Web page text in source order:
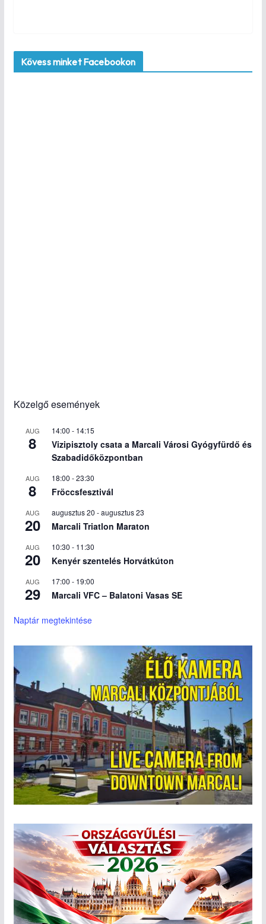
Kövess minket Facebookon
Közelgő események
AUG
8
14:00 - 14:15
Vizipisztoly csata a Marcali Városi Gyógyfürdő és
Szabadidőközpontban
AUG
8
18:00 -23:30
Fröccsfesztivál
AUG
20
augusztus 20 -augusztus 23
Marcali Triatlon Maraton
AUG
20
10:30 - 11:30
Kenyér szentelés Horvátkúton
AUG
29
17:00 - 19:00
Marcali VFC – Balatoni Vasas SE
Naptár megtekintése